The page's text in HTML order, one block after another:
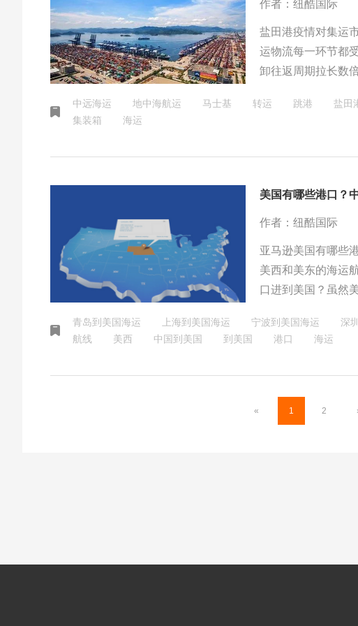
作者：纽酷国际
盐田港疫情对集运
运物流每一环节都
卸往返周期拉长数
达近100条航线受
中远海运 地中海航运 马士基 转运 跳港 盐田
集装箱
海运
美国有哪些港口？
作者：纽酷国际
亚马逊美国有哪些
美西和美东的海运
口进到美国？虽然
主要就几个。
青岛到美国海运 上海到美国海运 宁波到美国海运 深
航线
美西 中国到美国 到美国 港口 海运
« 1 2